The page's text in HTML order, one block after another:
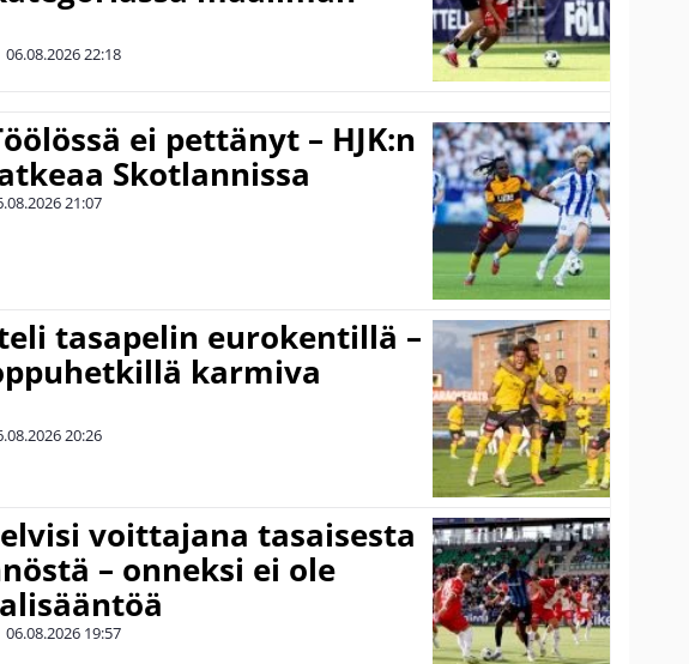
06.08.202622:18
ei pettänyt – HJK:n
Skotlannissa
21:07
tasapelin eurokentillä –
karmiva
20:26
voittajana tasaisesta
– onneksi ei ole
06.08.2026 19:57